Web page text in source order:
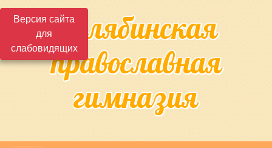
Версия сайта
для
слабовидящихЧелябинская
православная
гимназия